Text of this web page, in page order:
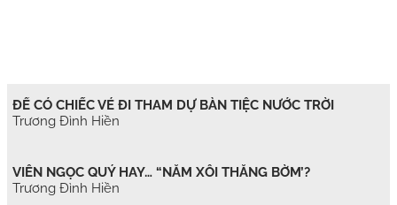
ĐỂ CÓ CHIẾC VÉ ĐI THAM DỰ BÀN TIỆC NƯỚC TRỜI
Trương Đình Hiền
VIÊN NGỌC QUÝ HAY… “NẮM XÔI THẰNG BỜM’?
Trương Đình Hiền